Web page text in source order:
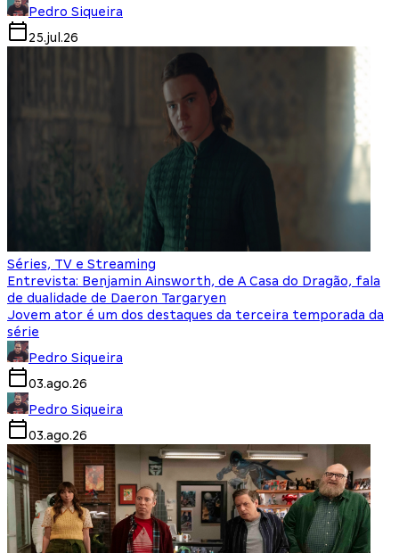
Pedro Siqueira
25.jul.26
Séries, TV e Streaming
Entrevista: Benjamin Ainsworth, de A Casa do Dragão, fala
de dualidade de Daeron Targaryen
Jovem ator é um dos destaques da terceira temporada da
série
Pedro Siqueira
03.ago.26
Pedro Siqueira
03.ago.26